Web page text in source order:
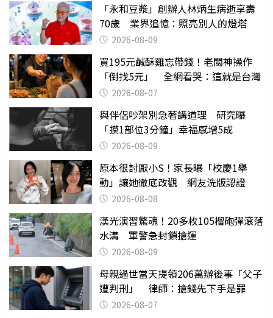
「永和豆漿」創辦人林炳生病逝享壽
70歲 業界追憶：照亮別人的燈塔
2026-08-09
買195元鹹酥雞忘帶錢！老闆神操作
「倒找5元」 全網看哭：這就是台灣
2026-08-07
與伴侶吵架別急著講道理 研究曝
「摸1部位3分鐘」幸福感增5成
2026-08-09
原本很討厭小S！家長曝「校慶1舉
動」讓她徹底改觀 網友洗版認證
2026-08-08
漢光演習驚魂！20多枚105榴砲彈滾落
水溝 軍警急封鎖搶運
2026-08-09
母親過世當天提領206萬辦後事「父子
遭判刑」 律師：搶錢先下手是罪
2026-08-07